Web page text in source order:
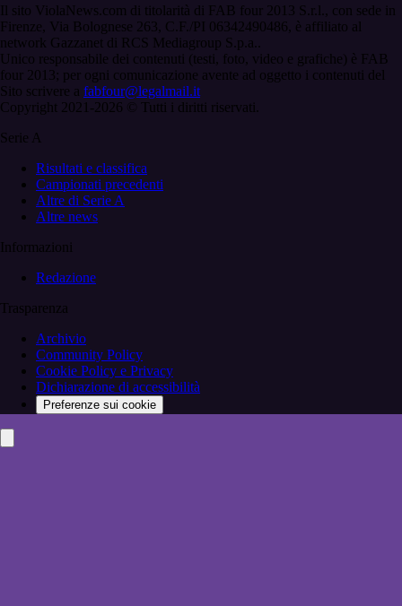
Il sito ViolaNews.com di titolarità di FAB four 2013 S.r.l., con sede in
Firenze, Via Bolognese 263, C.F./PI 06342490486, è affiliato al
network Gazzanet di RCS Mediagroup S.p.a..
Unico responsabile dei contenuti (testi, foto, video e grafiche) è FAB
four 2013; per ogni comunicazione avente ad oggetto i contenuti del
Sito scrivere a fabfour@legalmail.it
Copyright 2021-2026 © Tutti i diritti riservati.
Serie A
Risultati e classifica
Campionati precedenti
Altre di Serie A
Altre news
Informazioni
Redazione
Trasparenza
Archivio
Community Policy
Cookie Policy e Privacy
Dichiarazione di accessibilità
Preferenze sui cookie